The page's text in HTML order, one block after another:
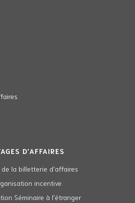
D'AFFAIRES
de la billetterie d'affaires
incentive
Séminaire à l'étranger